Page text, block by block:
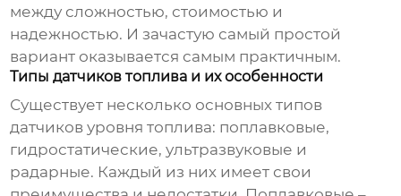
между сложностью, стоимостью и
надежностью. И зачастую самый простой
вариант оказывается самым практичным.
Типы датчиков топлива и их особенности
Существует несколько основных типов
датчиков уровня топлива: поплавковые,
гидростатические, ультразвуковые и
радарные. Каждый из них имеет свои